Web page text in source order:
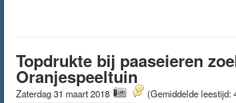
Topdrukte bij paaseieren
Oranjespeeltuin
Zaterdag 31 maart 2018 (Gemiddelde leestijd: